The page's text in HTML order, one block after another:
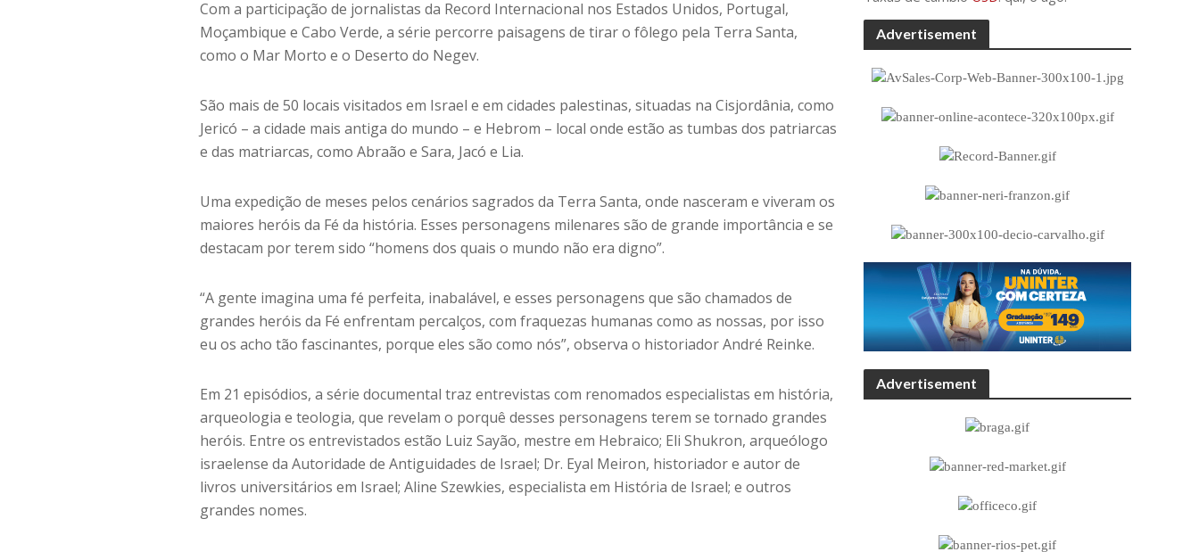
Com a participação de jornalistas da Record Internacional nos Estados Unidos, Portugal,
Moçambique e Cabo Verde, a série percorre paisagens de tirar o fôlego pela Terra Santa,
como o Mar Morto e o Deserto do Negev.
São mais de 50 locais visitados em Israel e em cidades palestinas, situadas na Cisjordânia, como
Jericó – a cidade mais antiga do mundo – e Hebrom – local onde estão as tumbas dos patriarcas
e das matriarcas, como Abraão e Sara, Jacó e Lia.
Uma expedição de meses pelos cenários sagrados da Terra Santa, onde nasceram e viveram os
maiores heróis da Fé da história. Esses personagens milenares são de grande importância e se
destacam por terem sido “homens dos quais o mundo não era digno”.
“A gente imagina uma fé perfeita, inabalável, e esses personagens que são chamados de
grandes heróis da Fé enfrentam percalços, com fraquezas humanas como as nossas, por isso
eu os acho tão fascinantes, porque eles são como nós”, observa o historiador André Reinke.
Em 21 episódios, a série documental traz entrevistas com renomados especialistas em história,
arqueologia e teologia, que revelam o porquê desses personagens terem se tornado grandes
heróis. Entre os entrevistados estão Luiz Sayão, mestre em Hebraico; Eli Shukron, arqueólogo
israelense da Autoridade de Antiguidades de Israel; Dr. Eyal Meiron, historiador e autor de
livros universitários em Israel; Aline Szewkies, especialista em História de Israel; e outros
grandes nomes.
Advertisement
Advertisement